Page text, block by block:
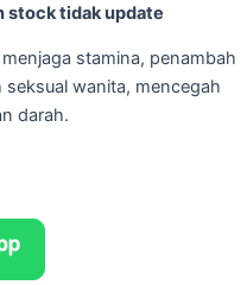
stock tidak update
stamina, penambah
wanita, mencegah
darah.